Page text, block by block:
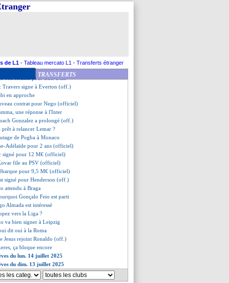
de L1 - Tableau mercato L1 - Transferts étranger
TRANSFERTS
préfère la Roma au Zenit
rejoint Augsbourg (officiel)
va signer à Benfica
un gouffre avec le Real
M€ refusés pour Luis Diaz
: Travers signe à Everton (off.)
en approche
contrat pour Nego (officiel)
une réponse à l'Inter
Gonzalez a prolongé (off.)
prêt à relancer Lemar ?
de Pogba à Monaco
Adélaïde pour 2 ans (officiel)
signé pour 12 M€ (officiel)
file au PSV (officiel)
pour 9,5 M€ (officiel)
signé pour Henderson (off.)
attendu à Braga
Gonçalo Feio est parti
Almada est intéressé
vers la Liga ?
va bien signer à Leipzig
dit oui à la Roma
Jesus rejoint Ronaldo (off.)
ça bloque encore
du lun. 14 juillet 2025
du dim. 13 juillet 2025